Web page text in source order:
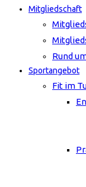
Mitgliedschaft
Rund
Sportangebot
Fit im